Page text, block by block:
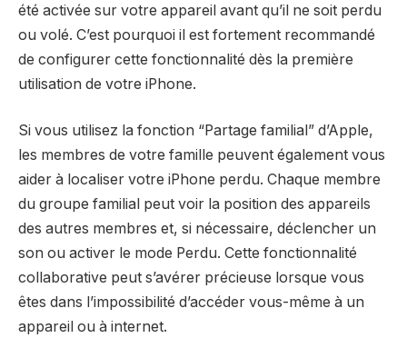
été activée sur votre appareil avant qu’il ne soit perdu
ou volé. C’est pourquoi il est fortement recommandé
de configurer cette fonctionnalité dès la première
utilisation de votre iPhone.
Si vous utilisez la fonction “Partage familial” d’Apple,
les membres de votre famille peuvent également vous
aider à localiser votre iPhone perdu. Chaque membre
du groupe familial peut voir la position des appareils
des autres membres et, si nécessaire, déclencher un
son ou activer le mode Perdu. Cette fonctionnalité
collaborative peut s’avérer précieuse lorsque vous
êtes dans l’impossibilité d’accéder vous-même à un
appareil ou à internet.